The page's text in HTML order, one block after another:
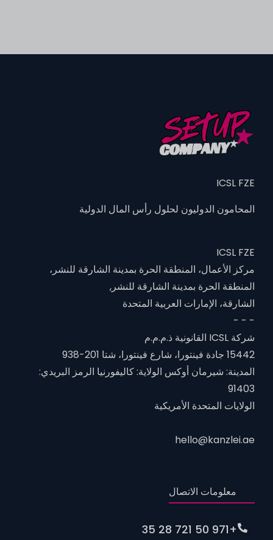
ICSL FZE
المحامون الدوليون لحلول رأس المال الدولية
ICSL FZE
مركز الأعمال، المنطقة الحرة بمدينة الشارقة للنشر،
المنطقة الحرة بمدينة الشارقة للنشر,
الشارقة، الإمارات العربية المتحدة
- - -
شركة ICSL القانونية ذ.م.م.م
15442 جادة فينتورا، شارع فينتورا، شتا 201-938
المدينة: شيرمان أوكس الولاية: كاليفورنيا الرمز البريدي:
91403
الولايات المتحدة الأمريكية
hello@kanzlei.ae
معلومات الاتصال
+971 50 721 28 35